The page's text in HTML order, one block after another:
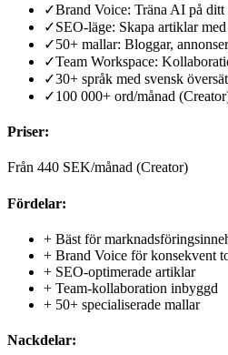
✓Brand Voice: Träna AI på ditt
✓SEO-läge: Skapa artiklar
✓50+ mallar: Bloggar,
✓Team Workspace:
✓30+ språk med svensk
✓100 000+ ord/månad
Priser:
Från 440 SEK/månad (Creator)
Fördelar:
+ Bäst för
+ Brand Voice för konsekvent
+ SEO-optimerade artiklar
+ Team-kollaboration inbyggd
+ 50+ specialiserade mallar
Nackdelar: